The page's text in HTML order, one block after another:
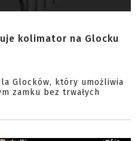
kolimator na Glocku
Glocków, który umożliwia
zamku bez trwałych